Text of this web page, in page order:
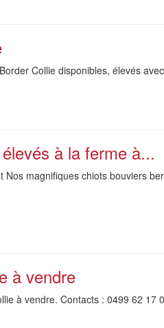
Collie disponibles, élevés
à la ferme à...
Nos magnifiques chiots bouviers
à vendre
à vendre. Contacts : 0499 62 17